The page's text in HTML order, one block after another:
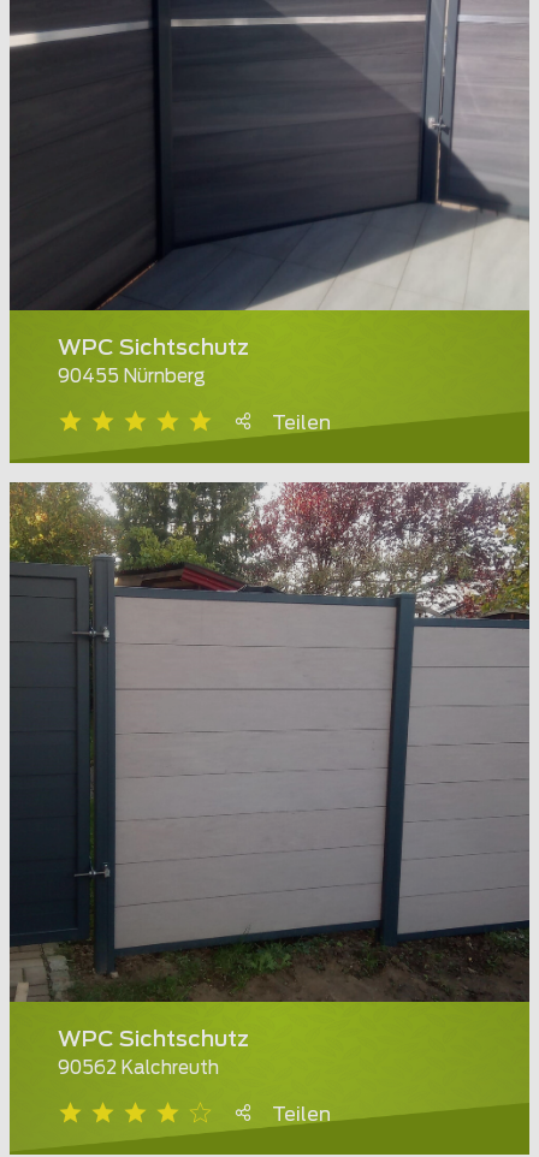
WPC Sichtschutz
90455 Nürnberg
Teilen
WPC Sichtschutz
90562 Kalchreuth
Teilen